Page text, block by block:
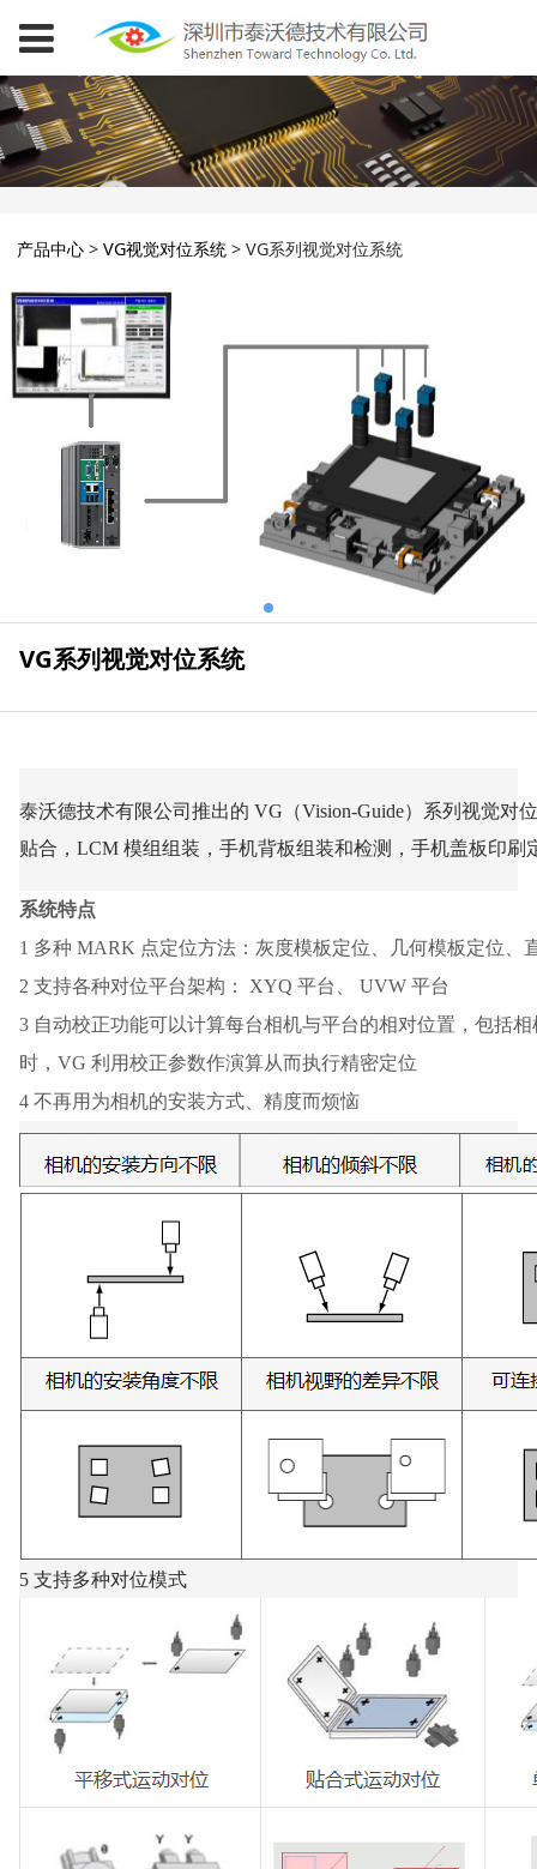
VG系列视觉对位系统
产品中心 >VG视觉对位系统 >VG系列视觉对位系统
VG系列视觉对位系统
泰沃德技术有限公司推出的 VG（Vision-Guide）系列视觉
贴合，LCM 模组组装，手机背板组装和检测，手机盖板印刷
系统特点
1 多种 MARK 点定位方法：灰度模板定位、几何模板定位、
2 支持各种对位平台架构： XYQ 平台、 UVW 平台
3 自动校正功能可以计算每台相机与平台的相对位置，包括
时，VG 利用校正参数作演算从而执行精密定位
4 不再用为相机的安装方式、精度而烦恼
5 支持多种对位模式